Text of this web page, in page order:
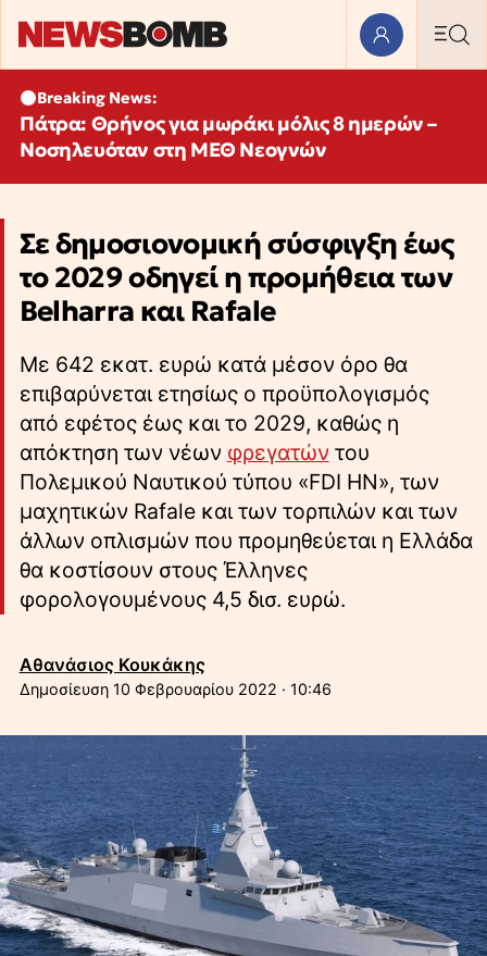
Breaking News:
Πάτρα: Θρήνος για μωράκι μόλις 8 ημερών –
Νοσηλευόταν στη ΜΕΘ Νεογνών
Σε δημοσιονομική σύσφιγξη έως
το 2029 οδηγεί η προμήθεια των
Belharra και Rafale
Με 642 εκατ. ευρώ κατά μέσον όρο θα
επιβαρύνεται ετησίως ο προϋπολογισμός
από εφέτος έως και το 2029, καθώς η
απόκτηση των νέων φρεγατών του
Πολεμικού Ναυτικού τύπου «FDI HN», των
μαχητικών Rafale και των τορπιλών και των
άλλων οπλισμών που προμηθεύεται η Ελλάδα
θα κοστίσουν στους Έλληνες
φορολογουμένους 4,5 δισ. ευρώ.
Αθανάσιος Κουκάκης
10 Φεβρουαρίου 2022 · 10:46